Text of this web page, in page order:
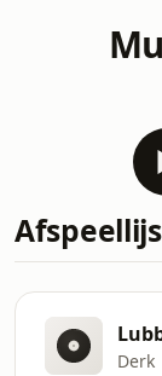
Derk